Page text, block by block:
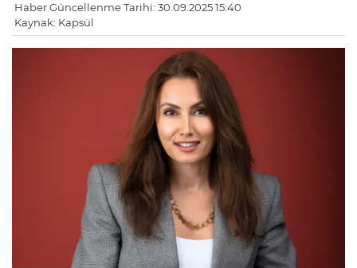
Haber Güncellenme Tarihi: 30.09.2025 15:40
Kaynak: Kapsül